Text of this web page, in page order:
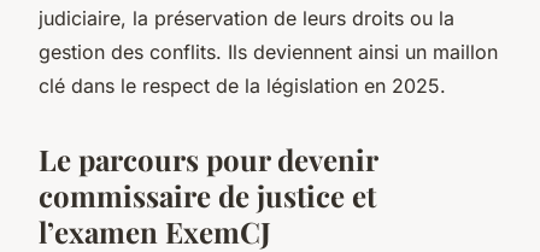
judiciaire, la préservation de leurs droits ou la
gestion des conflits. Ils deviennent ainsi un maillon
clé dans le respect de la législation en 2025.
Le parcours pour devenir
commissaire de justice et
l’examen ExemCJ